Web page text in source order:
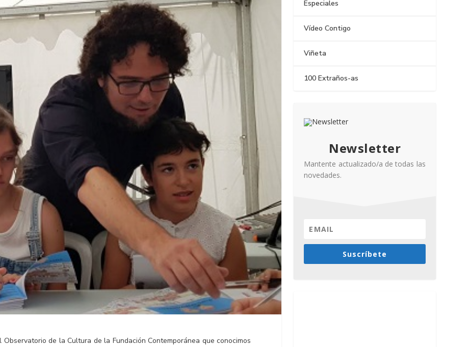
de la Cultura de la Fundación Contemporánea que conocimos
Especiales
Vídeo Contigo
Viñeta
100 Extraños-as
Newsletter
Mantente actualizado/a de todas las
novedades.
Suscríbete